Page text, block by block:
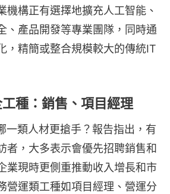
機構正有選擇地擴充人工智能、
、產品開發等專業團隊，同時通
，精簡或整合規模較大的傳統IT
種：銷售、項目經理
一類人材更搶手？報告指出，有
者，大多表示會優先招聘銷售和
業現時更側重推動收入增長和市
營運類工種如項目經理、營運分